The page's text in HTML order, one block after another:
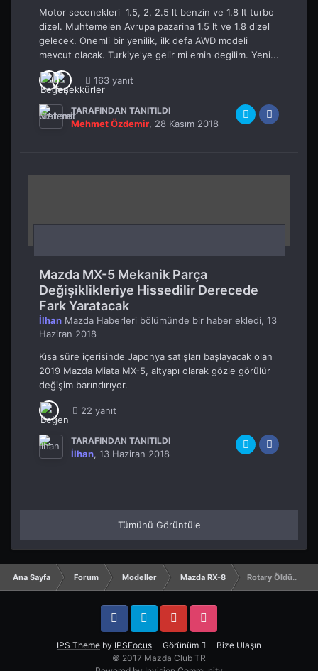
Motor secenekleri 1.5, 2, 2.5 lt benzin ve 1.8 lt turbo
dizel. Muhtemelen Avrupa pazarina 1.5 lt ve 1.8 dizel
gelecek. Onemli bir yenilik, ilk defa AWD modeli
mevcut olacak. Turkiye'ye gelir mi emin degilim. Yeni...
163 yanıt
TARAFINDAN TANITILDI
Mehmet Özdemir, 28 Kasım 2018
Mazda MX-5 Mekanik Parça
Değişiklikleriye Hissedilir Derecede
Fark Yaratacak
İlhan Mazda Haberleri bölümünde bir haber ekledi, 13
Haziran 2018
Kısa süre içerisinde Japonya satışları başlayacak olan
2019 Mazda Miata MX-5, altyapı olarak gözle görülür
değişim barındırıyor.
22 yanıt
TARAFINDAN TANITILDI
İlhan, 13 Haziran 2018
Tümünü Görüntüle
Ana Sayfa Forum Modeller Mazda RX-8 Rotary Öldü..
IPS Theme by IPSFocus Görünüm Bize Ulaşın
FacebookTwitter YouTube Instagram
© 2017 Mazda Club TR